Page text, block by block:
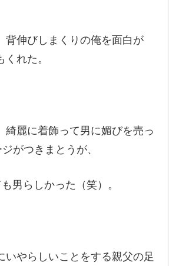
背伸びしまくりの俺を面白が
れた。
綺麗に着飾って男に媚びを売っ
がつきまとうが、
男らしかった（笑）。
いやらしいことをする親父の足